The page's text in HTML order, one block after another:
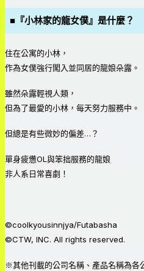
■『小林家的龍女僕』是什麼？
住在公寓的小林，
作為女僕強行闖入並同居的龍娘朵露。
雖然朵露輕視人類，
但為了最愛的小林，每天努力服務中。
但總是有些微妙的偏差…？
單身疲憊OL與笨拙服務的龍娘
非人系日常喜劇！
©coolkyousinnjya/Futabasha
©CTW, INC. All rights reserved.
※其他刊載的公司名稱、產品名稱為各